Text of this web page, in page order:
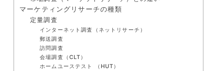
マーケティングリサーチの種類
定量調査
インターネット調査（ネットリサーチ）
郵送調査
訪問調査
会場調査（CLT）
ホームユーステスト （HUT）